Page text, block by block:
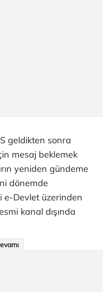
geldikten sonra
mesaj beklemek
yeniden gündeme
dönemde
e-Devlet üzerinden
kanal dışında